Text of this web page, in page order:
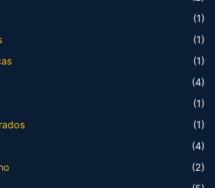
(1)
(1)
(1)
(4)
(1)
(1)
(4)
(2)